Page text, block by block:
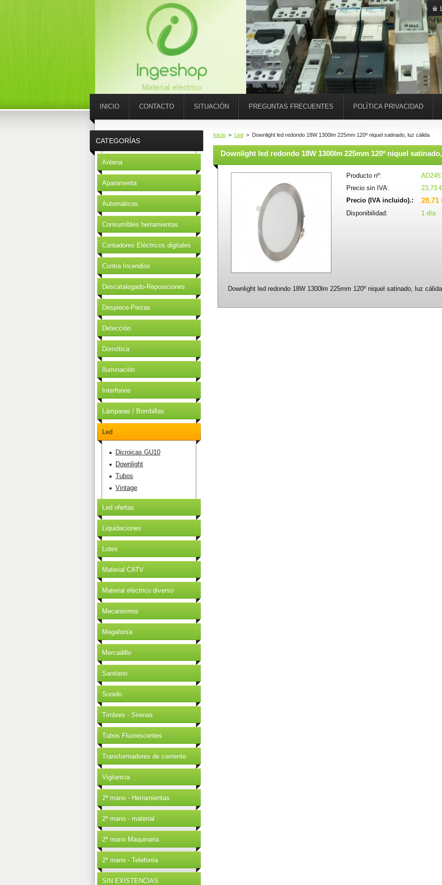
Inicio > Led > Downlight led redondo 18W 1300lm 225mm 120º niquel satinado, luz cálida
Downlight led redondo 18W 1300lm 225mm 120º niquel
Producto nº:
Precio sin IVA:
23,73 €
Precio (IVA incluido).:
28,71
Disponibilidad: 1 día
Downlight led redondo 18W 1300lm 225mm 120º niquel satinado, luz
CATEGORÍAS
Antena
Aparamenta
Automáticos
Consumibles herramientas
Contadores Eléctricos digitales
Contra Incendios
Descatalogado-Reposiciones
Despiece-Piezas
Detección
Domótica
Iluminación
Interfonos
Lámparas / Bombillas
Led
Dicroicas GU10
Downlight
Tubos
Vintage
Led ofertas
Liquidaciones
Lotes
Material CATV
Material eléctrico diverso
Mecanismos
Megafonía
Mercadillo
Sanitario
Sonido
Timbres - Sirenas
Tubos Fluorescentes
Transformadores de corriente
Vigilancia
2ª mano - Herramientas
2ª mano - material
2ª mano Maquinaria
2ª mano - Telefonía
SIN EXISTENCIAS
INICIO CONTACTO SITUACIÓN PREGUNTAS FRECUENTES POLÍTICA PRIVACIDAD